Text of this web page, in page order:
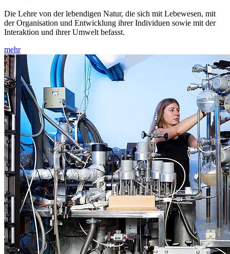
Die Lehre von der lebendigen Natur, die sich mit Lebewesen, mit
der Organisation und Entwicklung ihrer Individuen sowie mit der
Interaktion und ihrer Umwelt befasst.
mehr